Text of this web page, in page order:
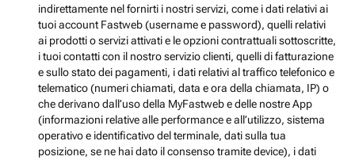
indirettamente nel fornirti i nostri servizi, come i dati relativi ai
tuoi account Fastweb (username e password), quelli relativi
ai prodotti o servizi attivati e le opzioni contrattuali sottoscritte,
i tuoi contatti con il nostro servizio clienti, quelli di fatturazione
e sullo stato dei pagamenti, i dati relativi al traffico telefonico e
telematico (numeri chiamati, data e ora della chiamata, IP) o
che derivano dall’uso della MyFastweb e delle nostre App
(informazioni relative alle performance e all’utilizzo, sistema
operativo e identificativo del terminale, dati sulla tua
posizione, se ne hai dato il consenso tramite device), i dati